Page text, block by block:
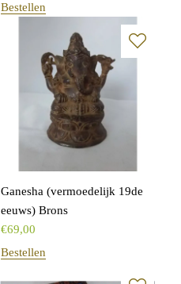
Bestellen
Ganesha (vermoedelijk 19de
eeuws) Brons
€69,00
Bestellen